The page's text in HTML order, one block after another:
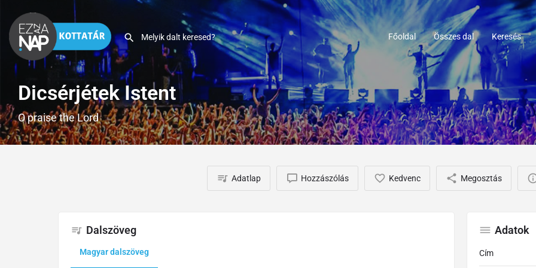
Főoldal Összes dal Keresés
Dicsérjétek Istent
O praise the Lord
Adatlap Hozzászólás Kedvenc Megosztás
Dalszöveg
Magyar dalszöveg
Adatok
Cím